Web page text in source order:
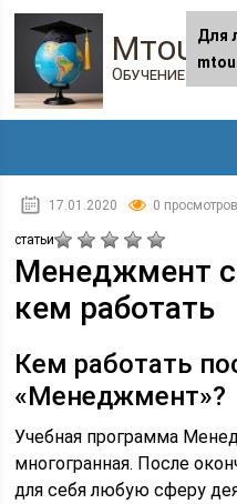
Обучение в
17.01.2020 0 просмотров
статьи
Менеджмент
кем работать
Кем работать
«Менеджмент»?
Учебная программа
многогранная. После
для себя любую сферу
Для